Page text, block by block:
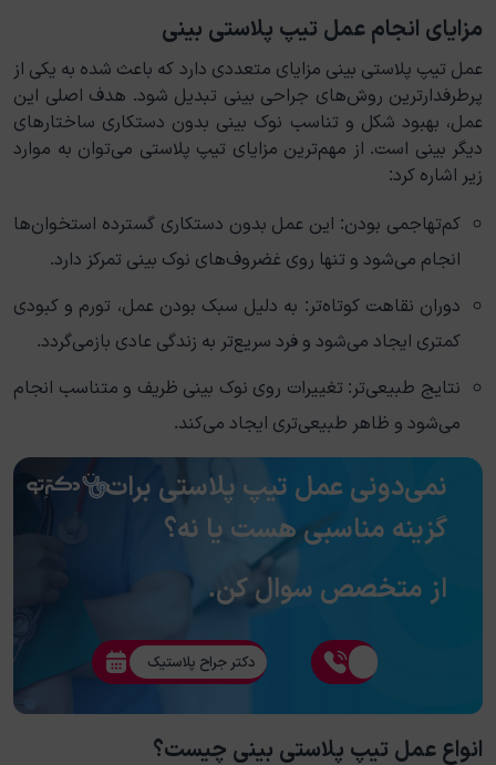
مزایای انجام عمل تیپ پلاستی بینی
عمل تیپ پلاستی بینی مزایای متعددی دارد که باعث شده به یکی از
پرطرفدارترین روش‌های جراحی بینی تبدیل شود. هدف اصلی این
عمل، بهبود شکل و تناسب نوک بینی بدون دستکاری ساختارهای
دیگر بینی است. از مهم‌ترین مزایای تیپ پلاستی می‌توان به موارد
زیر اشاره کرد:
کم‌تهاجمی بودن: این عمل بدون دستکاری گسترده استخوان‌ها
انجام می‌شود و تنها روی غضروف‌های نوک بینی تمرکز دارد.
دوران نقاهت کوتاه‌تر: به دلیل سبک بودن عمل، تورم و کبودی
کمتری ایجاد می‌شود و فرد سریع‌تر به زندگی عادی بازمی‌گردد.
نتایج طبیعی‌تر: تغییرات روی نوک بینی ظریف و متناسب انجام
می‌شود و ظاهر طبیعی‌تری ایجاد می‌کند.
نمی‌دونی عمل تیپ پلاستی برات
گزینه مناسبی هست یا نه؟
از متخصص سوال کن.
دکتر جراح پلاستیک
انواع عمل تیپ پلاستی بینی چیست؟